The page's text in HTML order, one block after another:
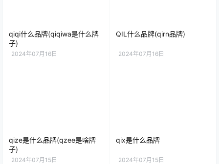
qiqi什么品牌(qiqiwa是什么牌
子)
2024年07月16日
QIL什么品牌(qirn品牌)
2024年07月16日
qize是什么品牌(qzee是啥牌
子)
2024年07月15日
qix是什么品牌
2024年07月15日